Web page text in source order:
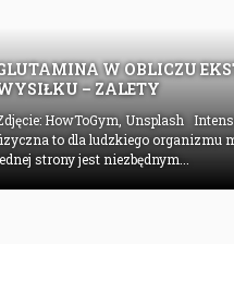
W OBLICZU
– ZALETY
HowToGym, Unsplash
to dla ludzkiego organizmu
strony jest niezbędnym...